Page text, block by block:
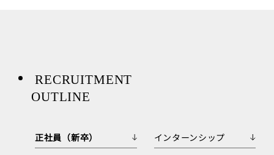
RECRUITMENT
OUTLINE
正社員（新卒） インターンシップ